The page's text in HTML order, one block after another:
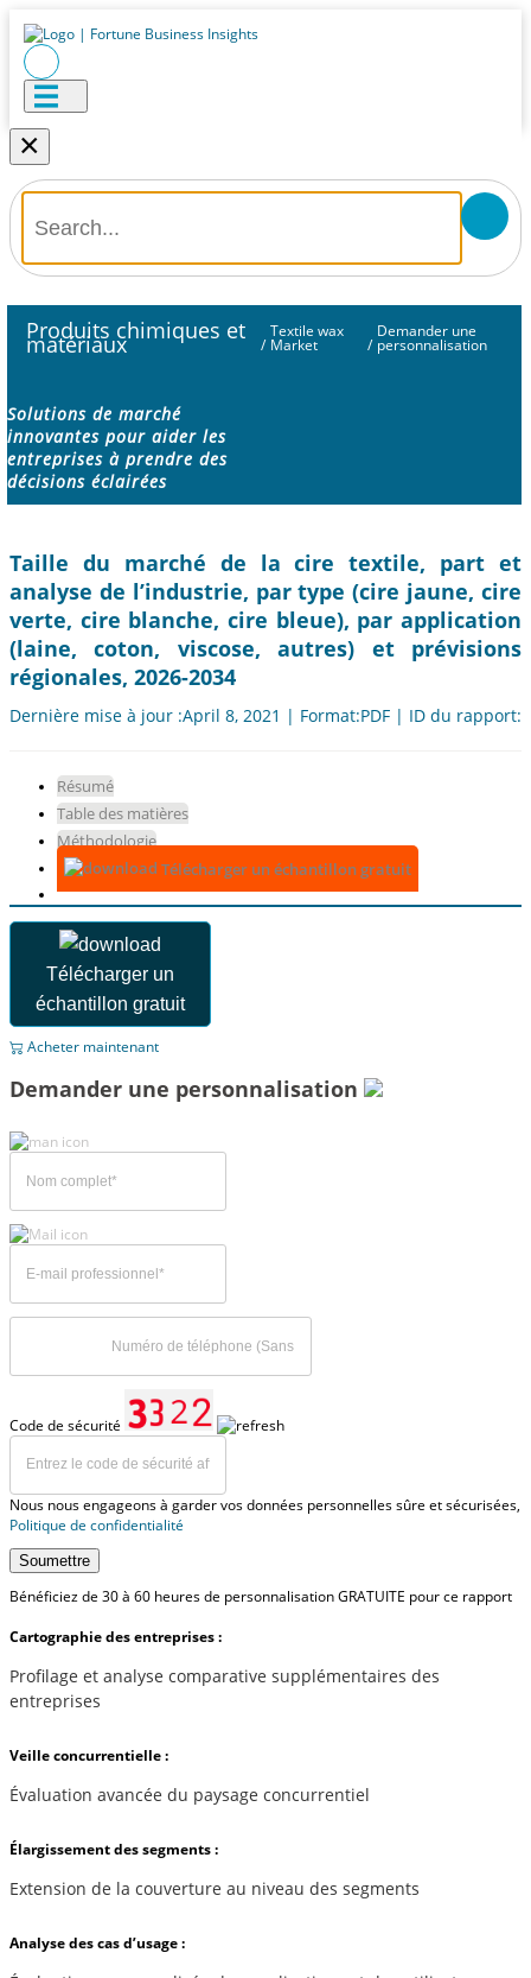
×
Produits chimiques et
matériaux /
Textile wax
Market /
Demander une
personnalisation
Solutions de marché
innovantes pour aider les
entreprises à prendre des
décisions éclairées
Taille du marché de la cire textile, part et
analyse de l’industrie, par type (cire jaune, cire
verte, cire blanche, cire bleue), par application
(laine, coton, viscose, autres) et prévisions
régionales, 2026-2034
Dernière mise à jour :April 8, 2021 | Format:PDF | ID du rapport:
Résumé
Table des matières
Méthodologie
Télécharger un échantillon gratuit
Télécharger un
échantillon gratuit
Acheter maintenant
Demander une personnalisation
Code de sécurité
Nous nous engageons à garder vos données personnelles sûre et sécurisées,
Politique de confidentialité
Soumettre
Bénéficiez de 30 à 60 heures de personnalisation GRATUITE pour ce rapport
Cartographie des entreprises :
Profilage et analyse comparative supplémentaires des
entreprises
Veille concurrentielle :
Évaluation avancée du paysage concurrentiel
Élargissement des segments :
Extension de la couverture au niveau des segments
Analyse des cas d’usage :